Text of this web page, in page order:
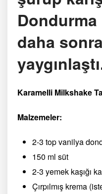
Dondurma
daha
Karamelli Milkshake
Malzemeler:
2-3 top vanilya
150 ml süt
2-3 yemek kaşığı
Çırpılmış krema